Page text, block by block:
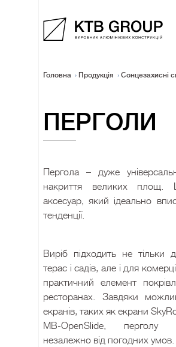
Головна Продукція Сонцезахисні
ПЕРГОЛИ
Пергола – дуже
накриття великих площ.
аксесуар, який ідеально
тенденції.
Виріб підходить не тільки
терас і садів, але і для
практичний елемент
ресторанах. Завдяки
екранів, таких як екрани
MB-OpenSlide, перголу
незалежно від погодних умов.